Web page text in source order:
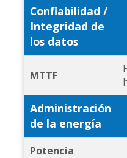
Confiabilidad /
Integridad de
los datos
MTTF
Administración
de la energía
Potencia